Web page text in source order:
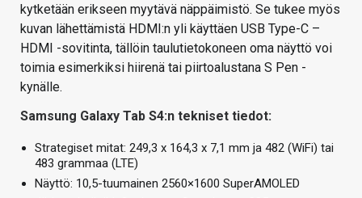
kytketään erikseen myytävä näppäimistö. Se tukee myös
kuvan lähettämistä HDMI:n yli käyttäen USB Type-C –
HDMI -sovitinta, tällöin taulutietokoneen oma näyttö voi
toimia esimerkiksi hiirenä tai piirtoalustana S Pen -
kynälle.
Samsung Galaxy Tab S4:n tekniset tiedot:
Strategiset mitat: 249,3 x 164,3 x 7,1 mm ja 482 (WiFi) tai
483 grammaa (LTE)
Näyttö: 10,5-tuumainen 2560×1600 SuperAMOLED